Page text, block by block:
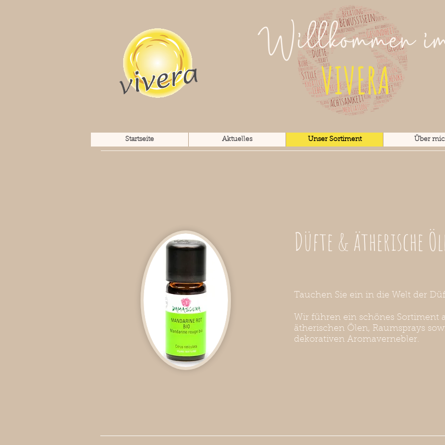
Willkommen
VIVERA
Startseite Aktuelles Unser Sortiment Über
Düfte & ätherische
Tauchen Sie ein in die Welt der
Wir führen ein schönes Sortiment
ätherischen Ölen, Raumsprays
dekorativen Aromavernebler.